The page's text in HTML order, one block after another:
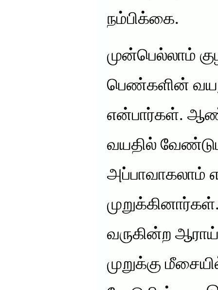
நம்பிக்கை.
முன்பெல்லாம்
பெண்களின்
என்பார்கள்.
வயதில்
அப்பாவாகலாம்
வருகின்ற
முறுக்கு